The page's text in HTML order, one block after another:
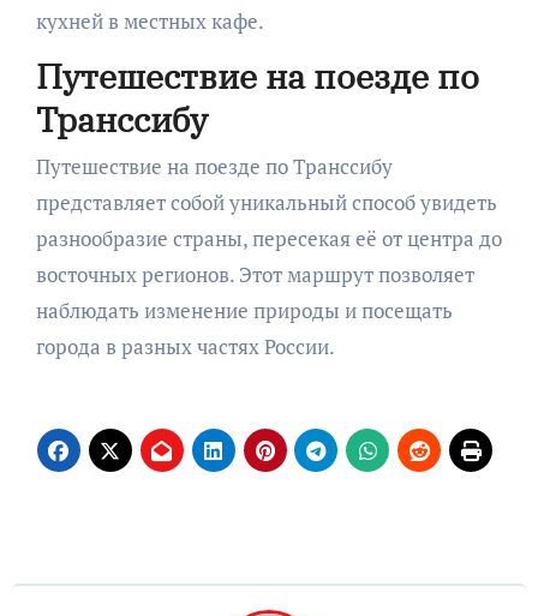
кухней в местных кафе.
Путешествие на поезде по
Транссибу
Путешествие на поезде по Транссибу
представляет собой уникальный способ увидеть
разнообразие страны, пересекая её от центра до
восточных регионов. Этот маршрут позволяет
наблюдать изменение природы и посещать
города в разных частях России.